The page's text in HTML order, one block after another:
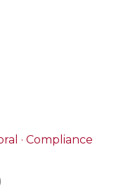
· Compliance